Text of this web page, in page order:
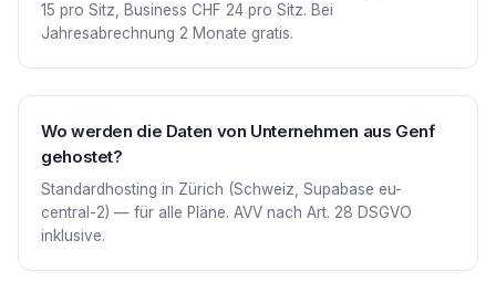
15 pro Sitz, Business CHF 24 pro Sitz. Bei
Jahresabrechnung 2 Monate gratis.
Wo werden die Daten von Unternehmen aus Genf
gehostet?
Standardhosting in Zürich (Schweiz, Supabase eu-
central-2) — für alle Pläne. AVV nach Art. 28 DSGVO
inklusive.